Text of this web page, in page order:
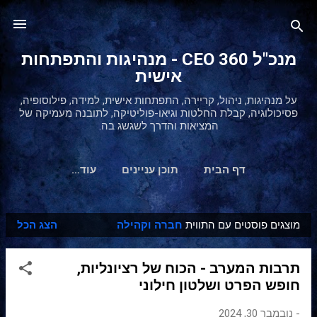
דילוג לתוכן הראשי
מנכ"ל 360 CEO - מנהיגות והתפתחות
אישית
על מנהיגות, ניהול, קריירה, התפתחות אישית, למידה, פילוסופיה,
פסיכולוגיה, קבלת החלטות וגיאו-פוליטיקה, לתובנה מעמיקה של
המציאות והדרך לשגשג בה.
דף הבית תוכן עניינים ‏עוד…
ר
ש
מוצגים פוסטים עם התווית חברה וקהילה הצג הכל
תרבות המערב - הכוח של רציונליות,
חופש הפרט ושלטון חילוני
- נובמבר 30, 2024